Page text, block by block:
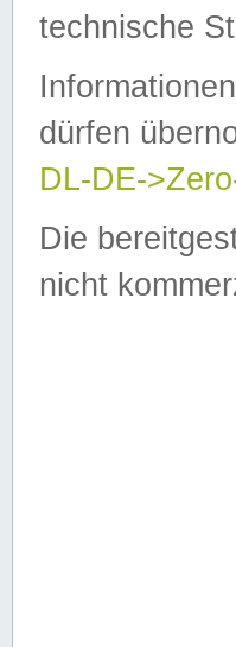
technische
dürfen
DL-DE-
Die
nicht